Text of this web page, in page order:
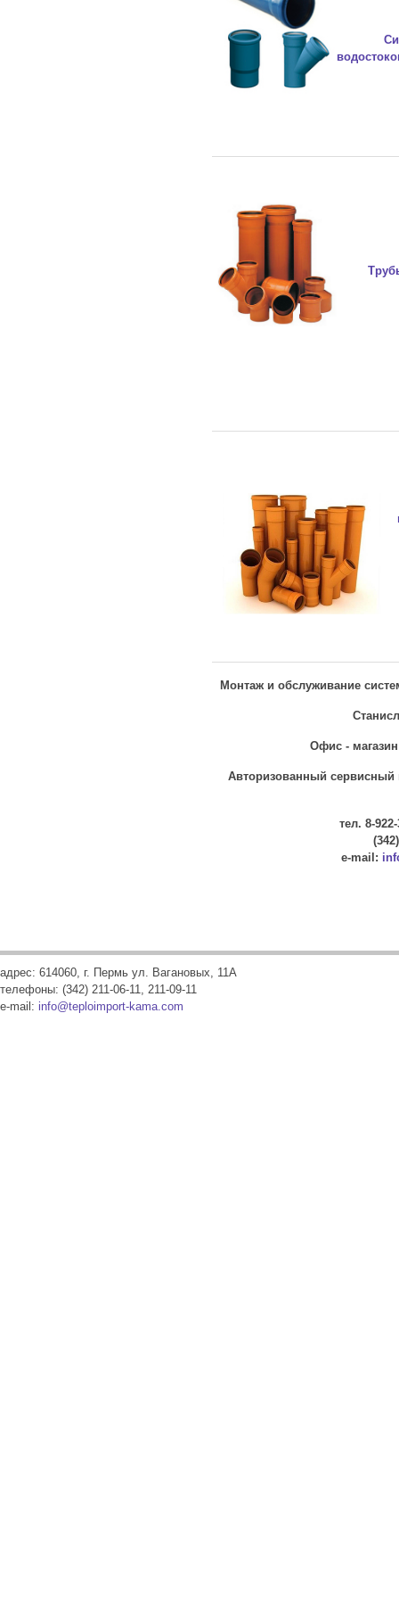
Монтаж и обслуживание
Офис -
Авторизованный сервисный
тел. 8-
e-mail:
адрес: 614060, г. Пермь ул. Вагановых, 11А
телефоны: (342) 211-06-11, 211-09-11
e-mail: info@teploimport-kama.com